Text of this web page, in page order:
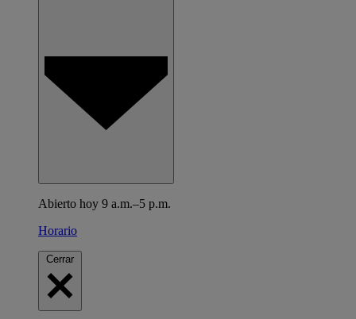
Abierto hoy 9 a.m.–5 p.m.
Horario
Cerrar